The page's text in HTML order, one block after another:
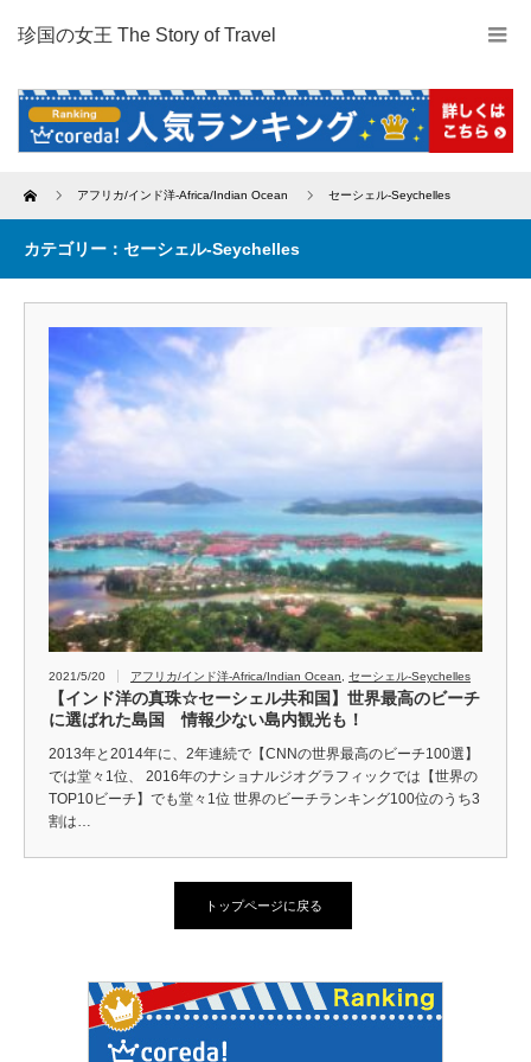
珍国の女王 The Story of Travel
Home アフリカ/インド洋-Africa/Indian Ocean セーシェル-Seychelles
カテゴリー：セーシェル-Seychelles
2021/5/20 アフリカ/インド洋-Africa/Indian Ocean セーシェル-Seychelles
【インド洋の真珠☆セーシェル共和国】世界最高のビーチ
に選ばれた島国 情報少ない島内観光も！
2013年と2014年に、2年連続で【CNNの世界最高のビーチ100選】
では堂々1位、 2016年のナショナルジオグラフィックでは【世界の
TOP10ビーチ】でも堂々1位 世界のビーチランキング100位のうち3
割は…
トップページに戻る